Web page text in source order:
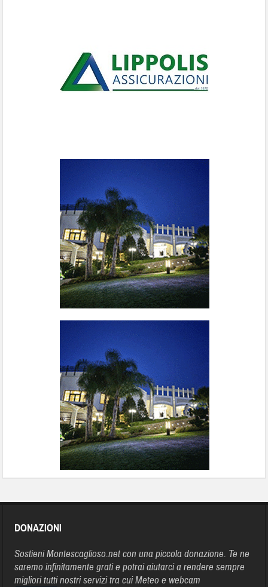
DONAZIONI
Sostieni Montescaglioso.net con una piccola donazione. Te ne
saremo infinitamente grati e potrai aiutarci a rendere sempre
migliori tutti nostri servizi tra cui Meteo e webcam